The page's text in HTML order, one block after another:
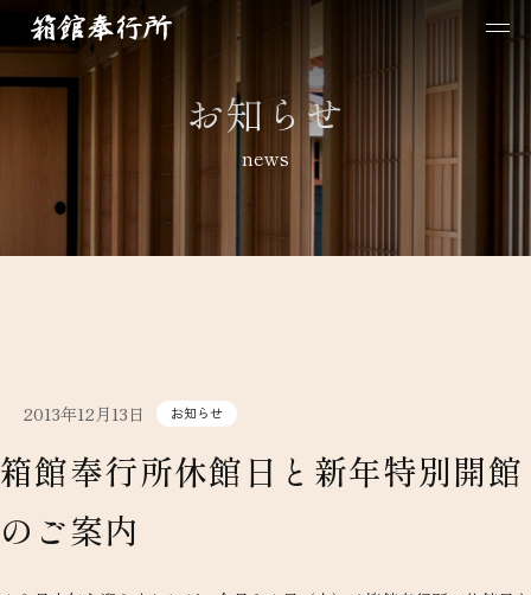
お知らせ
news
2013年12月13日 お知らせ
箱館奉行所休館日と新年特別開館
のご案内